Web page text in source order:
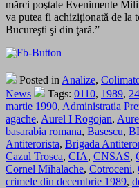
mărci poştale Evenimente
va putea fi achiziţionată de la
Bucureşti şi din ţară.”
Posted in Analize,
News
Tags: 0110, 1989,
martie 1990, Administratia
agache, Aurel I Rogojan,
basarabia romana, Basescu,
Antiterorista, Brigada
Cazul Trosca, CIA, CNSAS,
Cornel Mihalache, Cotroceni,
crimele din decembrie 1989,